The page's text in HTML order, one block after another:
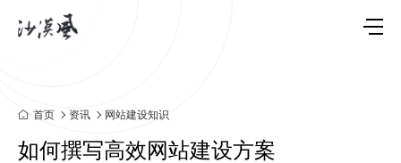
首页 资讯 网站建设知识
如何撰写高效网站建设方案